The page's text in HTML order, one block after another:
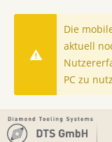
Die
aktuell
PC zu